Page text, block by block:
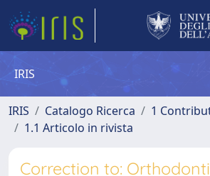
IRIS
IRIS Catalogo Ricerca
1
1.1 Articolo in rivista
Correction to: